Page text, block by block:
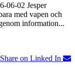
06-02 Jesper
med vapen och
information...
Share on Linked In